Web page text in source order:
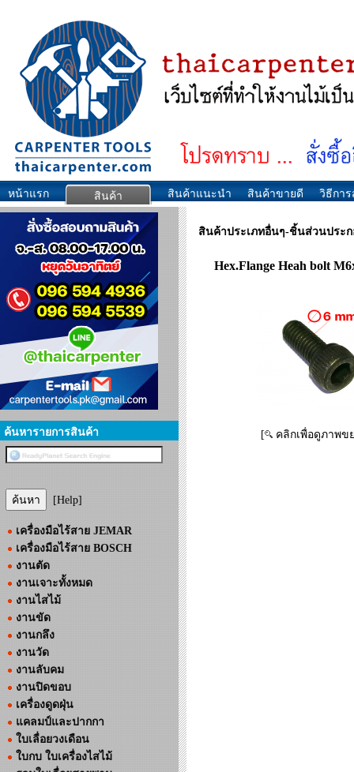
หน้าแรก สินค้า สินค้าแนะนำ สินค้าขายดี วิธีกา
ค้นหารายการสินค้า
[Help]
เครื่องมือไร้สาย JEMAR
เครื่องมือไร้สาย BOSCH
งานตัด
งานเจาะทั้งหมด
งานไสไม้
งานขัด
งานกลึง
งานวัด
งานลับคม
งานปิดขอบ
เครื่องดูดฝุ่น
แคลมป์และปากกา
ใบเลื่อยวงเดือน
ใบกบ ใบเครื่องไสไม้
สินค้าประเภทอื่นๆ-ชิ้นส่วนประ
Hex.Flange Heah bolt
[ คลิกเพื่อดูภาพข